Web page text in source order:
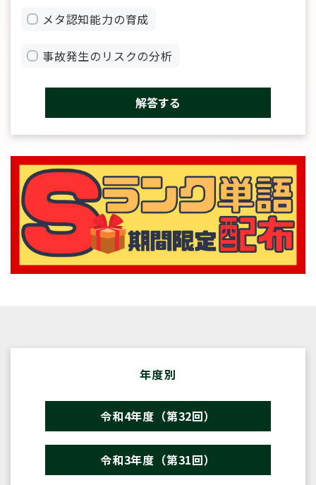
メタ認知能力の育成
事故発生のリスクの分析
解答する
年度別
令和4年度（第32回）
令和3年度（第31回）